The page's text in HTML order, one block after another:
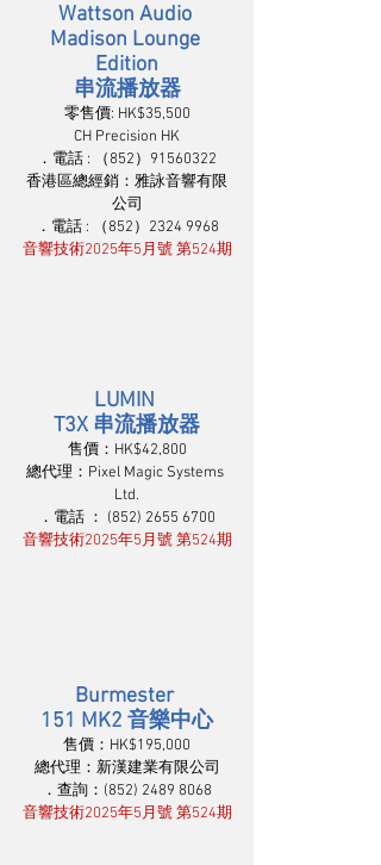
Wattson Audio
Madison Lounge
Edition
串流播放器
零售價: HK$35,500
CH Precision HK
．電話 : （852）91560322
香港區總經銷：雅詠音響有限
公司
．電話 : （852）2324 9968
音響技術2025年5月號 第524期
LUMIN
T3X 串流播放器
售價：HK$42,800
總代理：Pixel Magic Systems
Ltd.
．電話 ： (852) 2655 6700
音響技術2025年5月號 第524期
Burmester
151 MK2 音樂中心
售價：HK$195,000
總代理：新漢建業有限公司
．查詢：(852) 2489 8068
音響技術2025年5月號 第524期